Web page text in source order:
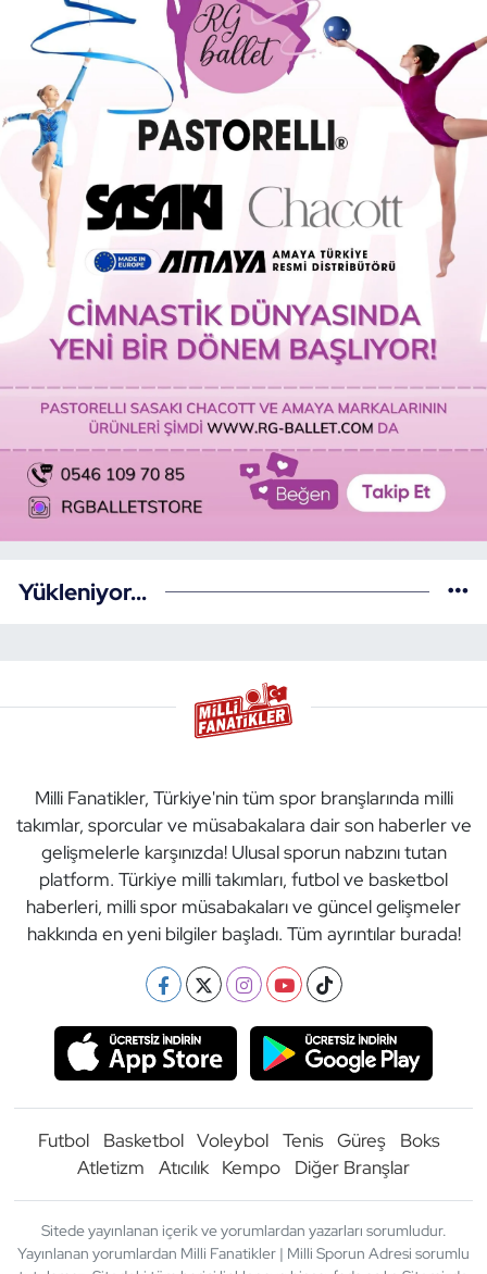
Yükleniyor...
Milli Fanatikler, Türkiye'nin tüm spor branşlarında milli
takımlar, sporcular ve müsabakalara dair son haberler ve
gelişmelerle karşınızda! Ulusal sporun nabzını tutan
platform. Türkiye milli takımları, futbol ve basketbol
haberleri, milli spor müsabakaları ve güncel gelişmeler
hakkında en yeni bilgiler başladı. Tüm ayrıntılar burada!
Futbol Basketbol Voleybol Tenis Güreş
Boks
Atletizm
Atıcılık Kempo Diğer Branşlar
Sitede yayınlanan içerik ve yorumlardan yazarları sorumludur.
Yayınlanan yorumlardan Milli Fanatikler | Milli Sporun Adresi sorumlu